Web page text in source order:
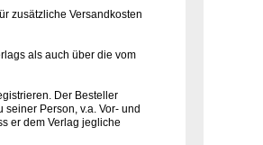
zusätzliche Versandkosten
als auch über die vom
Der Besteller
Person, v.a. Vor- und
er dem Verlag jegliche